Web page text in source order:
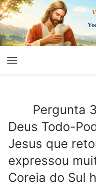
Pergunta
Deus Todo-
Jesus que
expressou
Coreia do Sul